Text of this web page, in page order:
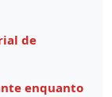
de
enquanto